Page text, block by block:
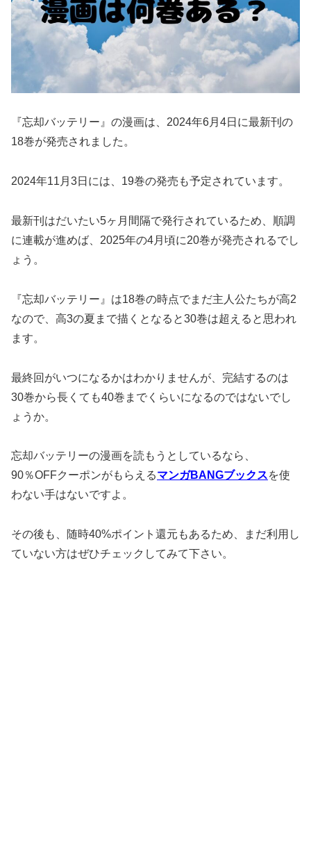
『忘却バッテリー』の漫画は、2024年6月4日に最新刊の
18巻が発売されました。
2024年11月3日には、19巻の発売も予定されています。
最新刊はだいたい5ヶ月間隔で発行されているため、順調
に連載が進めば、2025年の4月頃に20巻が発売されるでし
ょう。
『忘却バッテリー』は18巻の時点でまだ主人公たちが高2
なので、高3の夏まで描くとなると30巻は超えると思われ
ます。
最終回がいつになるかはわかりませんが、完結するのは
30巻から長くても40巻までくらいになるのではないでし
ょうか。
忘却バッテリーの漫画を読もうとしているなら、
90％OFFクーポンがもらえるマンガBANGブックスを使
わない手はないですよ。
その後も、随時40%ポイント還元もあるため、まだ利用し
ていない方はぜひチェックしてみて下さい。